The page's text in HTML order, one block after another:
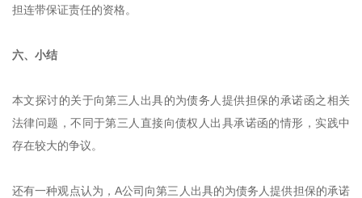
担连带保证责任的资格。
六、小结
本文探讨的关于向第三人出具的为债务人提供担保的承诺函之相关
法律问题，不同于第三人直接向债权人出具承诺函的情形，实践中
存在较大的争议。
还有一种观点认为，A公司向第三人出具的为债务人提供担保的承诺